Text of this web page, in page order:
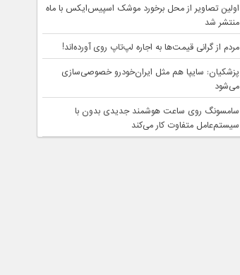
اولین تصاویر از محل برخورد موشک اسپیس‌ایکس با ماه
منتشر شد
مردم از گرانی قیمت‌ها به اجاره لپ‌تاپ روی آورده‌اند!
پزشکیان: سایپا هم مثل ایران‌خودرو خصوصی‌سازی
می‌شود
سامسونگ روی ساعت هوشمند جدیدی بدون با
سیستم‌عامل متفاوت کار می‌کند